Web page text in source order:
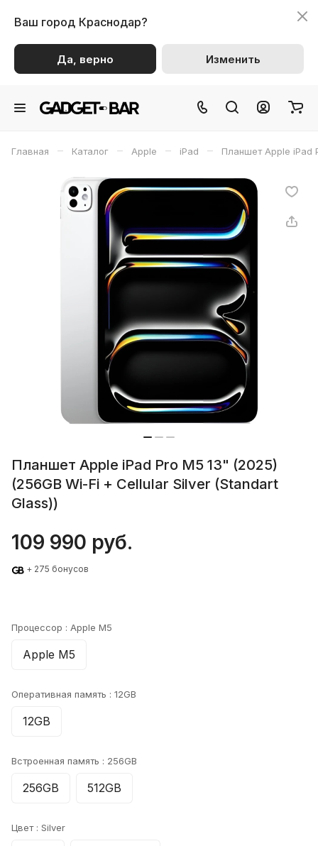
Ваш город Краснодар?
Да, верно Изменить
Главная – Каталог – Apple – iPad – Планшет Apple iPad
Планшет Apple iPad Pro M5 13" (2025)
(256GB Wi-Fi + Cellular Silver (Standart
Glass))
109 990 руб.
+ 275 бонусов
Процессор : Apple M5
Apple M5
Оперативная память : 12GB
12GB
Встроенная память : 256GB
256GB 512GB
Цвет : Silver